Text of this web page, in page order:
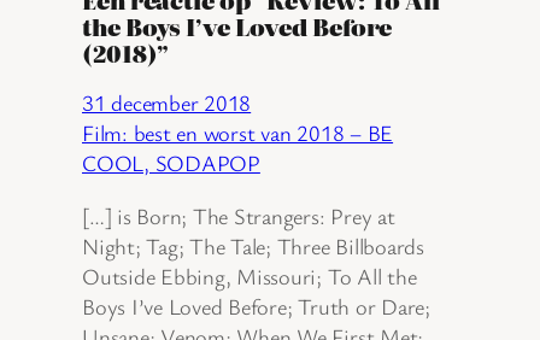
the Boys I’ve Loved Before
(2018)”
31 december 2018
Film: best en worst van 2018 – BE
COOL, SODAPOP
[…] is Born; The Strangers: Prey at
Night; Tag; The Tale; Three Billboards
Outside Ebbing, Missouri; To All the
Boys I’ve Loved Before; Truth or Dare;